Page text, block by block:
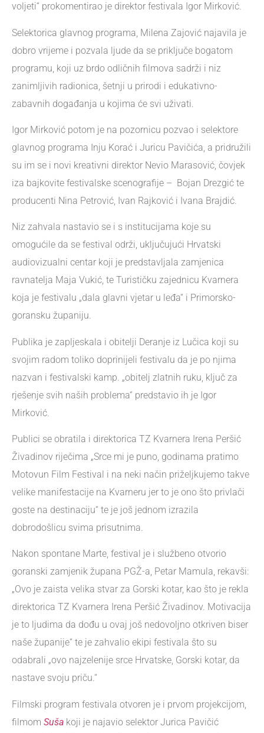
voljeti“ prokomentirao je direktor festivala Igor Mirković.
Selektorica glavnog programa, Milena Zajović najavila je
dobro vrijeme i pozvala ljude da se priključe bogatom
programu, koji uz brdo odličnih filmova sadrži i niz
zanimljivih radionica, šetnji u prirodi i edukativno-
zabavnih događanja u kojima će svi uživati.
Igor Mirković potom je na pozornicu pozvao i selektore
glavnog programa Inju Korać i Juricu Pavičića, a pridružili
su im se i novi kreativni direktor Nevio Marasović, čovjek
iza bajkovite festivalske scenografije – Bojan Drezgić te
producenti Nina Petrović, Ivan Rajković i Ivana Brajdić.
Niz zahvala nastavio se i s institucijama koje su
omogućile da se festival održi, uključujući Hrvatski
audiovizualni centar koji je predstavljala zamjenica
ravnatelja Maja Vukić, te Turističku zajednicu Kvarnera
koja je festivalu „dala glavni vjetar u leđa“ i Primorsko-
goransku županiju.
Publika je zapljeskala i obitelji Deranje iz Lučica koji su
svojim radom toliko doprinijeli festivalu da je po njima
nazvan i festivalski kamp. „obitelj zlatnih ruku, ključ za
rješenje svih naših problema“ predstavio ih je Igor
Mirković.
Publici se obratila i direktorica TZ Kvarnera Irena Peršić
Živadinov riječima „Srce mi je puno, godinama pratimo
Motovun Film Festival i na neki način priželjkujemo takve
velike manifestacije na Kvarneru jer to je ono što privlači
goste na destinaciju“ te je još jednom izrazila
dobrodošlicu svima prisutnima.
Nakon spontane Marte, festival je i službeno otvorio
goranski zamjenik župana PGŽ-a, Petar Mamula, rekavši:
„Ovo je zaista velika stvar za Gorski kotar, kao što je rekla
direktorica TZ Kvarnera Irena Peršić Živadinov. Motivacija
je to ljudima da dođu u ovaj još nedovoljno otkriven biser
naše županije“ te je zahvalio ekipi festivala što su
odabrali „ovo najzelenije srce Hrvatske, Gorski kotar, da
nastave svoju priču.“
Filmski program festivala otvoren je i prvom projekcijom,
filmom Suša koji je najavio selektor Jurica Pavičić